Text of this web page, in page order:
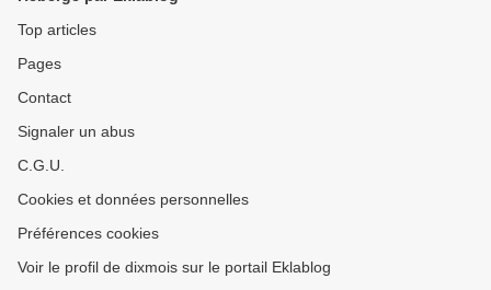
Top articles
Pages
Contact
Signaler un abus
C.G.U.
Cookies et données personnelles
Préférences cookies
Voir le profil de dixmois sur le portail Eklablog